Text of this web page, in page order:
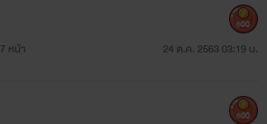
7 หน้า 24 ต.ค. 2563 03:19 น.
600
600